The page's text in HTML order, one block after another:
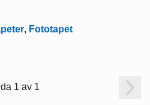
, Fototapet
1 av 1